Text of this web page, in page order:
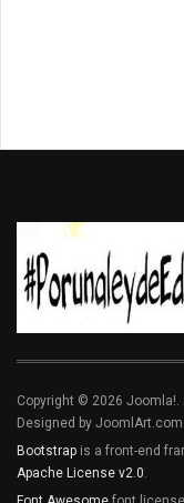
Copyright © 2026 Joomla!.
Designed by JoomlArt.com.
Bootstrap is a front-end
Apache License v2.0